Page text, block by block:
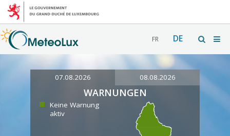
FR DE
07.08.2026 08.08.2026
WARNUNGEN
Keine Warnung
aktiv